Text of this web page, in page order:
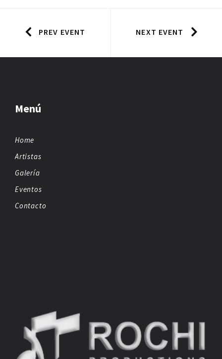
PREV EVENT NEXT EVENT
Menú
Home
Artistas
Galería
Eventos
Contacto